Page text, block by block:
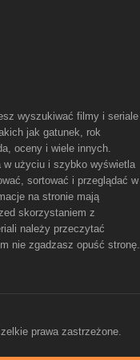
wyszukiwać filmy i seriale
jak gatunek, rok
oceny i wiele innych.
w użyciu i szybko wyświetla
sortować i przeglądać w
na stronie mają
skorzystaniem z
należy przeczytać
nie zgadzasz opuść stronę.
prawa zastrzeżone.